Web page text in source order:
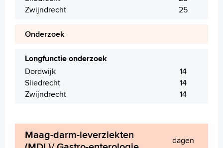
Zwijndrecht
25
Onderzoek
Longfunctie onderzoek
Dordwijk
14
Sliedrecht
14
Zwijndrecht
14
Maag-darm-leverziekten
dagen